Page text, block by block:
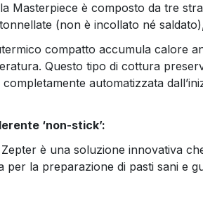
Masterpiece è composto da tre
(non è incollato né
compatto accumula calore
Questo tipo di cottura
automatizzata
‘non-stick’:
è una soluzione innovativa
per la preparazione di pasti sani e